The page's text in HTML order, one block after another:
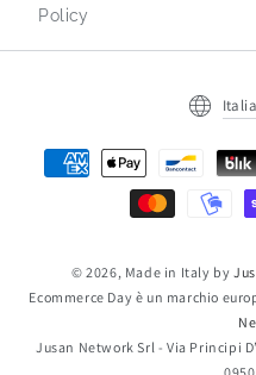
Policy
© 2026, Made in Italy by
Ecommerce Day è un marchio
Jusan Network Srl - Via Principi